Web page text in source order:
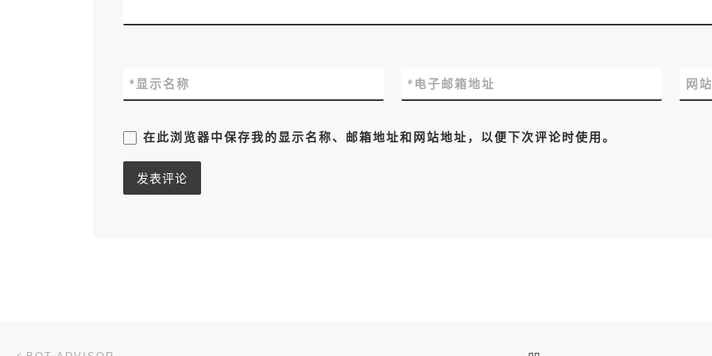
显示名称
* 电子邮箱地址
* 网
在此浏览器中保存我的显示名称、邮箱地址和网站地址，以便下次评论时使用。
文章导航